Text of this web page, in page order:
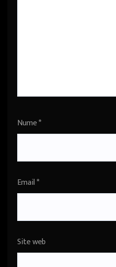
Nume*
Email*
Site web